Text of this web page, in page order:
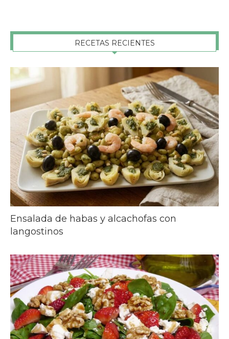
RECETAS RECIENTES
Ensalada de habas y alcachofas con
langostinos